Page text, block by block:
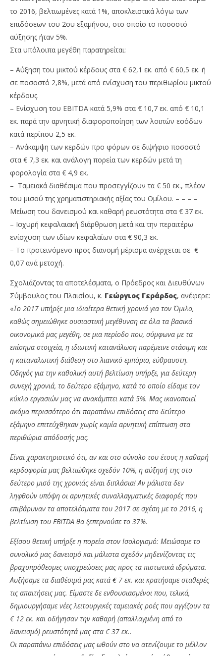
το 2016, βελτιωμένες κατά 1%, αποκλειστικά λόγω των
επιδόσεων του 2ου εξαμήνου, στο οποίο το ποσοστό
αύξησης ήταν 5%.
Στα υπόλοιπα μεγέθη παρατηρείται:
– Αύξηση του μικτού κέρδους στα € 62,1 εκ. από € 60,5 εκ. ή
σε ποσοστό 2,8%, μετά από ενίσχυση του περιθωρίου μικτού
κέρδους.
– Ενίσχυση του EBITDA κατά 5,9% στα € 10,7 εκ. από € 10,1
εκ. παρά την αρνητική διαφοροποίηση των λοιπών εσόδων
κατά περίπου 2,5 εκ.
– Ανάκαμψη των κερδών προ φόρων σε διψήφιο ποσοστό
στα € 7,3 εκ. και ανάλογη πορεία των κερδών μετά τη
φορολογία στα € 4,9 εκ.
– Ταμειακά διαθέσιμα που προσεγγίζουν τα € 50 εκ., πλέον
του μισού της χρηματιστηριακής αξίας του Ομίλου. – – – –
Μείωση του δανεισμού και καθαρή ρευστότητα στα € 37 εκ.
– Ισχυρή κεφαλαιακή διάρθρωση μετά και την περαιτέρω
ενίσχυση των ιδίων κεφαλαίων στα € 90,3 εκ.
– To προτεινόμενο προς διανομή μέρισμα ανέρχεται σε €
0,07 ανά μετοχή.
Σχολιάζοντας τα αποτελέσματα, ο Πρόεδρος και Διευθύνων
Σύμβουλος του Πλαισίου, κ. Γεώργιος Γεράρδος, ανέφερε:
«Το 2017 υπήρξε μια ιδιαίτερα θετική χρονιά για τον Όμιλο,
καθώς σημειώθηκε ουσιαστική μεγέθυνση σε όλα τα βασικά
οικονομικά μας μεγέθη, σε μια περίοδο που, σύμφωνα με τα
επίσημα στοιχεία, η ιδιωτική κατανάλωση παρέμεινε στάσιμη και
η καταναλωτική διάθεση στο λιανικό εμπόριο, εύθραυστη.
Οδηγός για την καθολική αυτή βελτίωση υπήρξε, για δεύτερη
συνεχή χρονιά, το δεύτερο εξάμηνο, κατά το οποίο είδαμε τον
κύκλο εργασιών μας να ανακάμπτει κατά 5%. Μας ικανοποιεί
ακόμα περισσότερο ότι παραπάνω επιδόσεις στο δεύτερο
εξάμηνο επιτεύχθηκαν χωρίς καμία αρνητική επίπτωση στα
περιθώρια απόδοσής μας.
Είναι χαρακτηριστικό ότι, αν και στο σύνολο του έτους η καθαρή
κερδοφορία μας βελτιώθηκε σχεδόν 10%, η αύξησή της στο
δεύτερο μισό της χρονιάς είναι διπλάσια! Αν μάλιστα δεν
ληφθούν υπόψη οι αρνητικές συναλλαγματικές διαφορές που
επιβάρυναν τα αποτελέσματα του 2017 σε σχέση με το 2016, η
βελτίωση του EBITDA θα ξεπερνούσε το 37%.
Εξίσου θετική υπήρξε η πορεία στον Ισολογισμό: Μειώσαμε το
συνολικό μας δανεισμό και μάλιστα σχεδόν μηδενίζοντας τις
βραχυπρόθεσμες υποχρεώσεις μας προς τα πιστωτικά ιδρύματα.
Αυξήσαμε τα διαθέσιμά μας κατά € 7 εκ. και κρατήσαμε σταθερές
τις απαιτήσεις μας. Είμαστε δε ενθουσιασμένοι που, τελικά,
δημιουργήσαμε νέες λειτουργικές ταμειακές ροές που αγγίζουν τα
€ 12 εκ. και οδήγησαν την καθαρή (απαλλαγμένη από το
δανεισμό) ρευστότητά μας στα € 37 εκ..
Οι παραπάνω επιδόσεις μας ωθούν στο να ατενίζουμε το μέλλον